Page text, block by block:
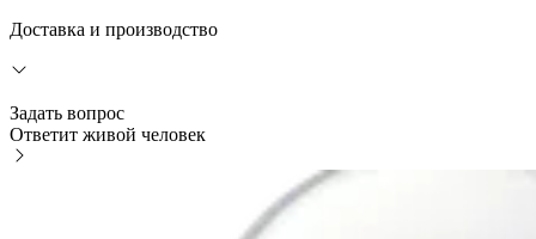
Доставка и производство
Задать вопрос
Ответит живой человек